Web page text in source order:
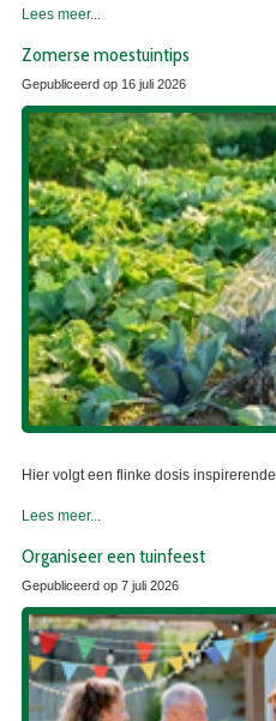
Lees meer...
Zomerse moestuintips
Gepubliceerd op 16 juli 2026
Hier volgt een flinke dosis inspirerende
Lees meer...
Organiseer een tuinfeest
Gepubliceerd op 7 juli 2026